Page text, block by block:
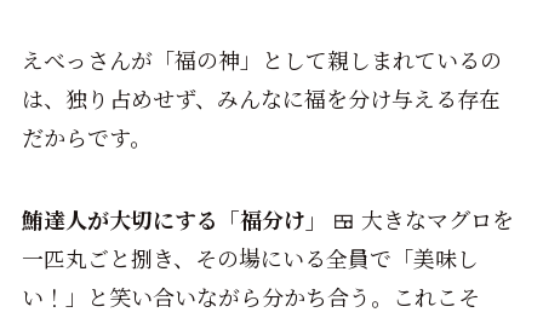
えべっさんが「福の神」として親しまれているの
は、独り占めせず、みんなに福を分け与える存在
だからです。
鮪達人が大切にする「福分け」
🍱 大きなマグロを
一匹丸ごと捌き、その場にいる全員で「美味し
い！」と笑い合いながら分かち合う。これこそ